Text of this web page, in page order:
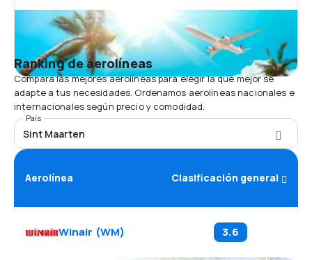
Ranking de aerolíneas
Compara las mejores aerolíneas para elegir la que mejor se
adapte a tus necesidades. Ordenamos aerolíneas nacionales e
internacionales según precio y comodidad.
País
Sint Maarten
Aerolínea Clasificación general
Winair (WM) 3.6